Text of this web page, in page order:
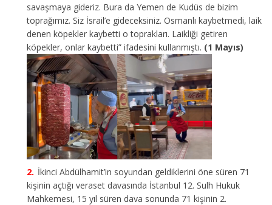
savaşmaya gideriz. Bura da Yemen de Kudüs de bizim
toprağımız. Siz İsrail’e gideceksiniz. Osmanlı kaybetmedi, laik
denen köpekler kaybetti o toprakları. Laikliği getiren
köpekler, onlar kaybetti” ifadesini kullanmıştı. (1 Mayıs)
İkinci Abdülhamit’in soyundan geldiklerini öne süren 71
kişinin açtığı veraset davasında İstanbul 12. Sulh Hukuk
Mahkemesi, 15 yıl süren dava sonunda 71 kişinin 2.